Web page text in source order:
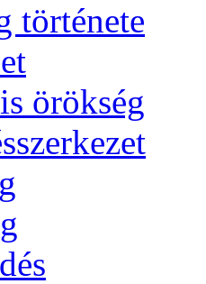
története
örökség